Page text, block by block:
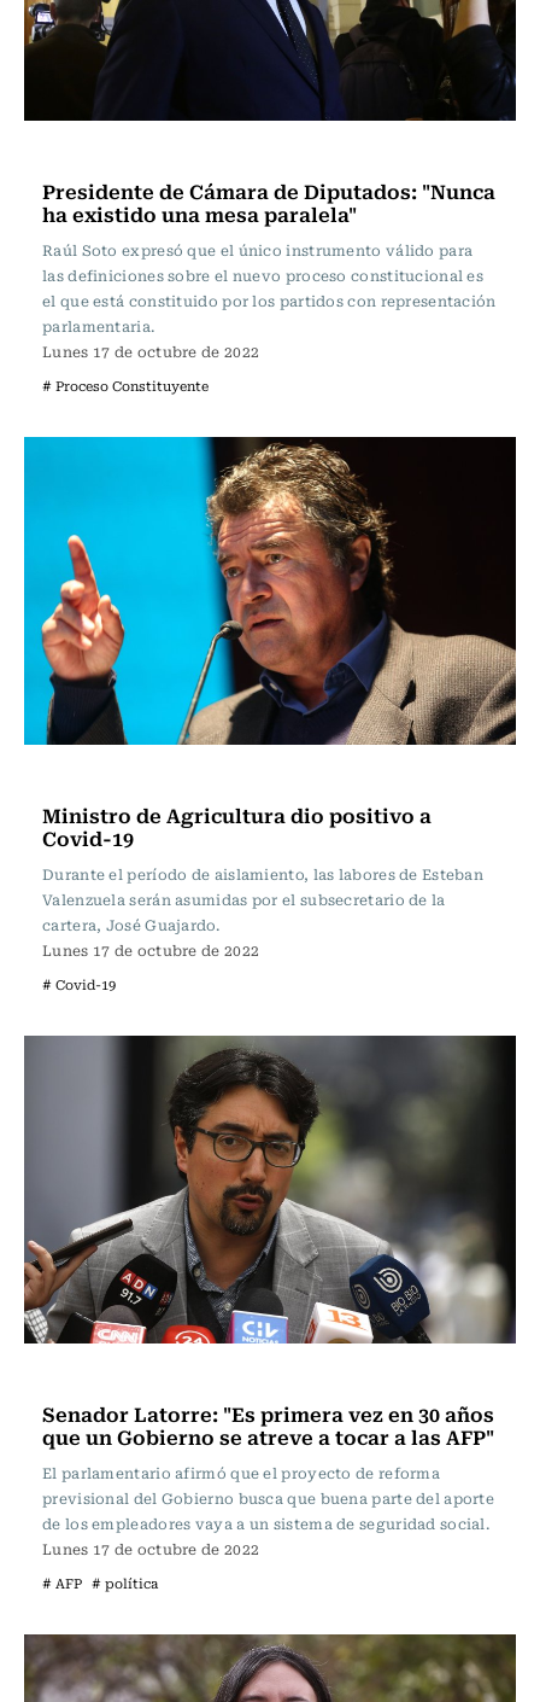
Presidente de Cámara de Diputados: "Nunca
ha existido una mesa paralela"
Raúl Soto expresó que el único instrumento válido para
las definiciones sobre el nuevo proceso constitucional es
el que está constituido por los partidos con representación
parlamentaria.
Lunes 17 de octubre de 2022
# Proceso Constituyente
Ministro de Agricultura dio positivo a
Covid-19
Durante el período de aislamiento, las labores de Esteban
Valenzuela serán asumidas por el subsecretario de la
cartera, José Guajardo.
Lunes 17 de octubre de 2022
# Covid-19
Senador Latorre: "Es primera vez en 30 años
que un Gobierno se atreve a tocar a las AFP"
El parlamentario afirmó que el proyecto de reforma
previsional del Gobierno busca que buena parte del aporte
de los empleadores vaya a un sistema de seguridad social.
Lunes 17 de octubre de 2022
# AFP # política